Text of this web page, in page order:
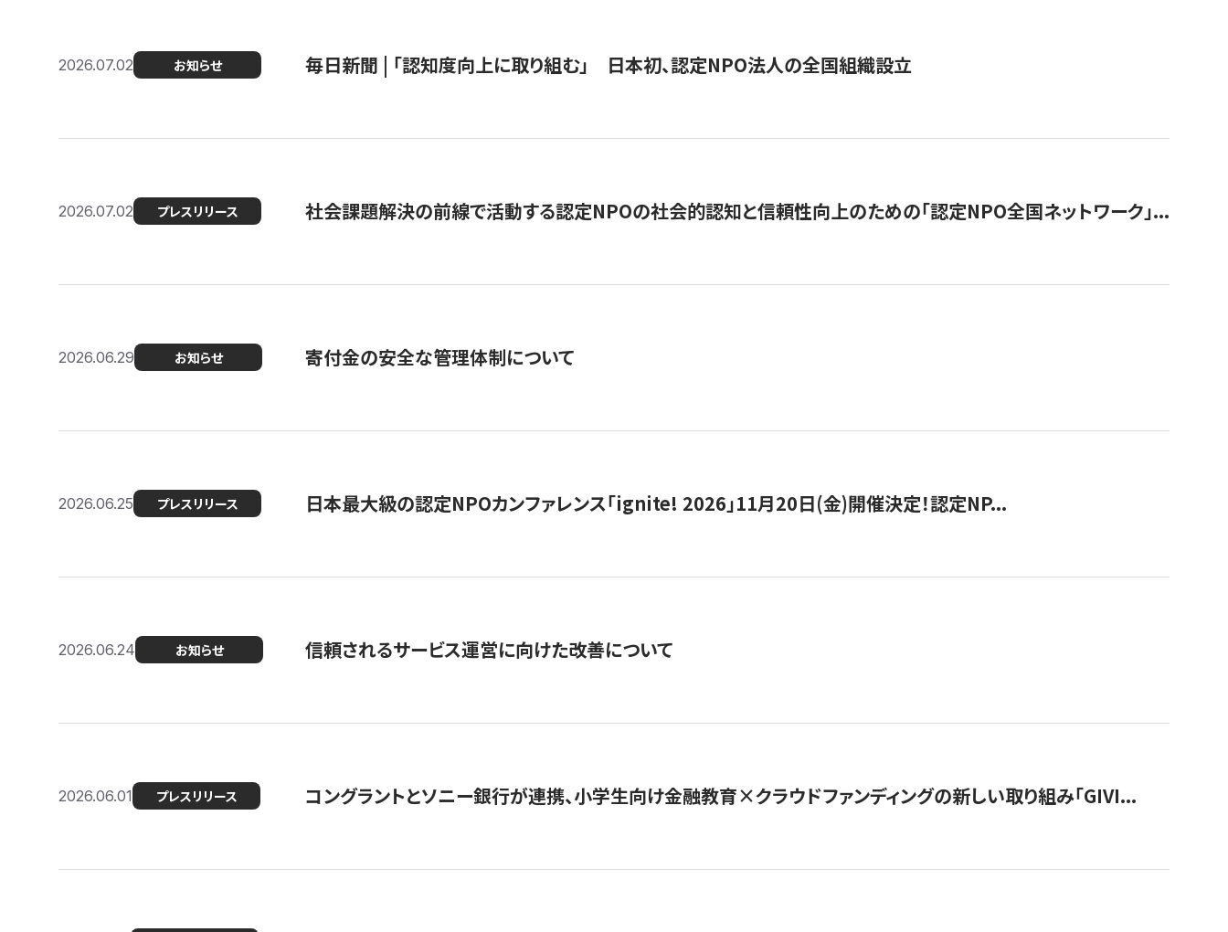
2026.07.02 お知らせ 毎日新聞 | 「認知度向上に取り組む」 日本初、認定NPO法人の全国組織設立
2026.07.02 プレスリリース 社会課題解決の前線で活動する認定NPOの社会的認知と信頼性向上のための「認定NPO全国ネットワーク」...
2026.06.29 お知らせ 寄付金の安全な管理体制について
2026.06.25 プレスリリース 日本最大級の認定NPOカンファレンス「ignite! 2026」11月20日(金)開催決定！認定NP...
2026.06.24 お知らせ 信頼されるサービス運営に向けた改善について
2026.06.01 プレスリリース コングラントとソニー銀行が連携、小学生向け金融教育×クラウドファンディングの新しい取り組み「GIVI...